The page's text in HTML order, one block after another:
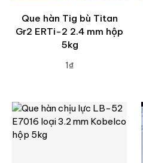
Que hàn Tig bù Titan
Gr2 ERTi-2 2.4 mm hộp
5kg
1₫